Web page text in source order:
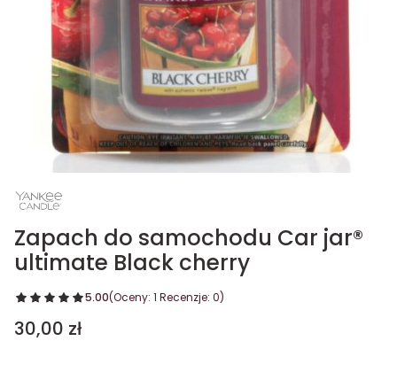
Zapach do samochodu Car jar®
ultimate Black cherry
5.00(Oceny: 1 Recenzje: 0)
Cena
30,00 zł